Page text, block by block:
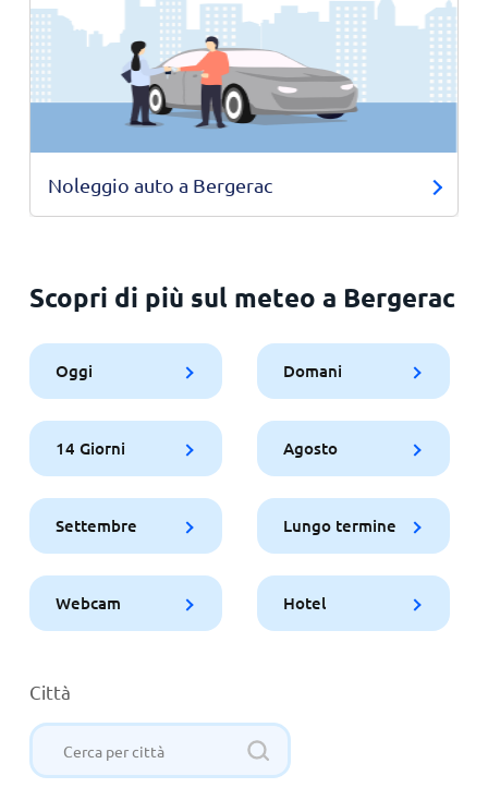
Noleggio auto a Bergerac
Scopri di più sul meteo a Bergerac
Oggi Domani
14 Giorni Agosto
Settembre Lungo termine
Webcam Hotel
Città